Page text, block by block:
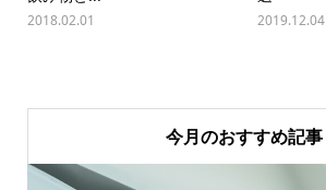
2018.02.01 2019.12.04
今月のおすすめ記事